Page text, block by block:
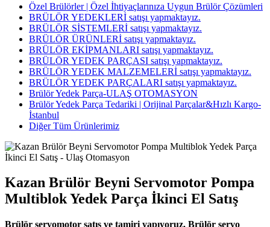
Özel Brülörler | Özel İhtiyaçlarınıza Uygun Brülör Çözümleri
BRÜLÖR YEDEKLERİ satışı yapmaktayız.
BRÜLÖR SİSTEMLERİ satışı yapmaktayız.
BRÜLÖR ÜRÜNLERİ satışı yapmaktayız.
BRÜLÖR EKİPMANLARI satışı yapmaktayız.
BRÜLÖR YEDEK PARÇASI satışı yapmaktayız.
BRÜLÖR YEDEK MALZEMELERİ satışı yapmaktayız.
BRÜLÖR YEDEK PARÇALARI satışı yapmaktayız.
Brülör Yedek Parça-ULAŞ OTOMASYON
Brülör Yedek Parça Tedariki | Orijinal Parçalar&Hızlı Kargo-
İstanbul
Diğer Tüm Ürünlerimiz
Kazan Brülör Beyni Servomotor Pompa
Multiblok Yedek Parça İkinci El Satış
Brülör servomotor satış ve tamiri yapıyoruz. Brülör servo